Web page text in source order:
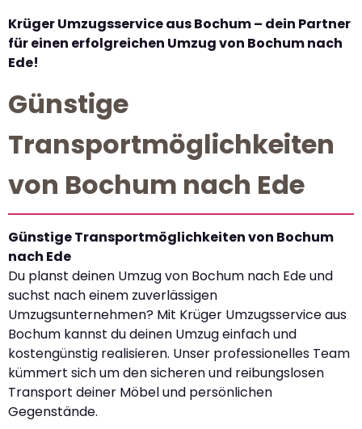
Krüger Umzugsservice aus Bochum – dein Partner
für einen erfolgreichen Umzug von Bochum nach
Ede!
Günstige
Transportmöglichkeiten
von Bochum nach Ede
Günstige Transportmöglichkeiten von Bochum
nach Ede
Du planst deinen Umzug von Bochum nach Ede und
suchst nach einem zuverlässigen
Umzugsunternehmen? Mit Krüger Umzugsservice aus
Bochum kannst du deinen Umzug einfach und
kostengünstig realisieren. Unser professionelles Team
kümmert sich um den sicheren und reibungslosen
Transport deiner Möbel und persönlichen
Gegenstände.